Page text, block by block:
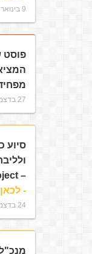
9 בינואר 2024
פוסט
27 בדצמבר 2023
סיוע
– The RAVEN project
-
24 בדצמבר 2023